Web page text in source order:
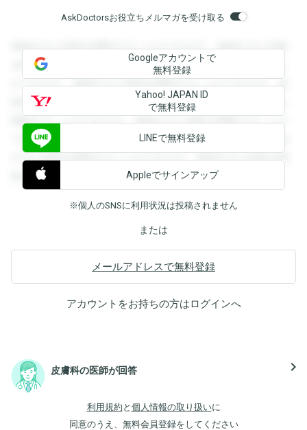
AskDoctorsお役立ちメルマガを受け取る
登録すると回答を閲覧することができます。登録すると回答
を閲覧することができます。登録すると回答を閲覧すること
ができます。登録すると回答を閲覧することができます。登
録すると回答を閲覧することができます。登録すると回答を
閲覧することができます。登録すると回答を閲覧することが
できます。登録すると回答を閲覧することができます。登録
すると回答を閲覧することができます。登録すると回答を閲
覧することができます。
Googleアカウントで
無料登録
Yahoo! JAPAN ID
で無料登録
LINEで無料登録
Appleでサインアップ
※個人のSNSに利用状況は投稿されません
または
メールアドレスで無料登録
アカウントをお持ちの方はログインへ
皮膚科の医師が回答 navigate_next
利用規約 と 個人情報の取り扱いに
同意のうえ、無料会員登録をしてください